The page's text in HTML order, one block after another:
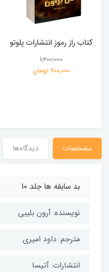
کتاب راز رموز انتشارات پلوتو
1,200,000
600,000 تومان
مشخصات دیدگاه‌ها
بد سابقه ها جلد 10
نویسنده: آرون بلیبی
مترجم: داود امیری
انتشارات: آتیسا